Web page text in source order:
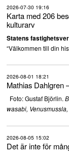
2026-07-30 19:16
Karta med 206
kulturarv
Statens
“Välkommen till din
2026-08-01 18:21
Mathias Dahlgren
Foto: Gustaf Björlin.
wasabi,
2026-08-05 15:02
Det är inte för